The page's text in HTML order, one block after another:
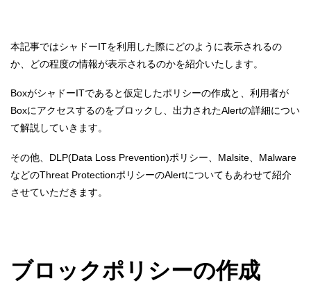
本記事ではシャドーITを利用した際にどのように表示されるの
か、どの程度の情報が表示されるのかを紹介いたします。
BoxがシャドーITであると仮定したポリシーの作成と、利用者が
Boxにアクセスするのをブロックし、出力されたAlertの詳細につい
て解説していきます。
その他、DLP(Data Loss Prevention)ポリシー、Malsite、Malware
などのThreat ProtectionポリシーのAlertについてもあわせて紹介
させていただきます。
ブロックポリシーの作成